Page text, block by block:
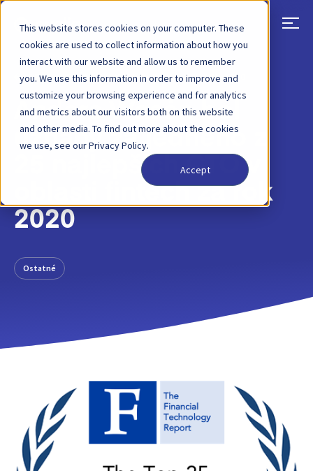
This website stores cookies on your computer. These
cookies are used to collect information about how you
interact with our website and allow us to remember
you. We use this information in order to improve and
customize your browsing experience and for analytics
and metrics about our visitors both on this website
and other media. To find out more about the cookies
we use, see our Privacy Policy.
Accept
SPÄŤ PRÍSPEVOK NA BLOGU 30. JÚL 2020
Anders Wasén bol
uznaný za jedného z
25 najlepších CTO v
oblasti fintech za rok
2020
Ostatné